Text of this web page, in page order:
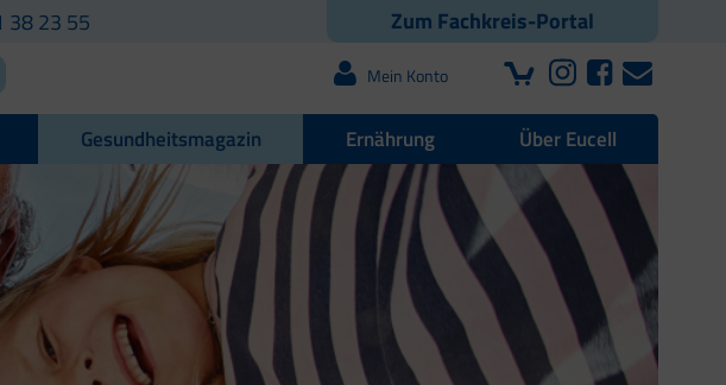
Zum Fachkreis-Portal
38 23 55
Mein Konto
Gesundheitsmagazin Ernährung Über Eucell